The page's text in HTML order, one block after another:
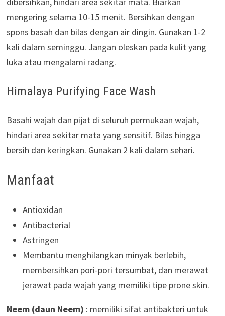
mengering selama 10-15 menit. Bersihkan dengan
spons basah dan bilas dengan air dingin. Gunakan 1-2
kali dalam seminggu. Jangan oleskan pada kulit yang
luka atau mengalami radang.
Himalaya Purifying Face Wash
Basahi wajah dan pijat di seluruh permukaan wajah,
hindari area sekitar mata yang sensitif. Bilas hingga
bersih dan keringkan. Gunakan 2 kali dalam sehari.
Manfaat
Antioxidan
Antibacterial
Astringen
Membantu menghilangkan minyak berlebih,
membersihkan pori-pori tersumbat, dan merawat
jerawat pada wajah yang memiliki tipe prone skin.
Neem (daun Neem) : memiliki sifat antibakteri untuk